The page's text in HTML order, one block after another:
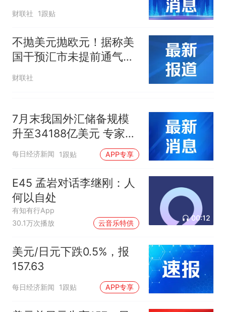
财联社 1跟贴
不抛美元抛欧元！据称美
国干预汇市未提前通气，
欧洲央行措手不及
财联社
7月末我国外汇储备规模
升至34188亿美元 专家：
汇率折算带来正估值效
应，央行增持黄金仍是大
方向
每日经济新闻 1跟贴 APP专享
E45 孟岩对话李继刚：人
何以自处
有知有行App
30.1万次播放
云音乐特供
00:12
美元/日元下跌0.5%，报
157.63
每日经济新闻 1跟贴 APP专享